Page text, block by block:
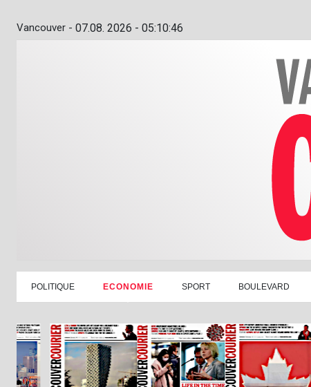
Vancouver - 07.08. 2026 - 05:10:47
POLITIQUE ECONOMIE SPORT BOULEVARD